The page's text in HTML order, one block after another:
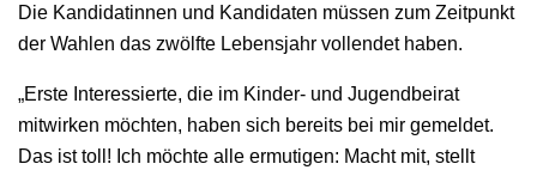
Die Kandidatinnen und Kandidaten müssen zum Zeitpunkt
der Wahlen das zwölfte Lebensjahr vollendet haben.
„Erste Interessierte, die im Kinder- und Jugendbeirat
mitwirken möchten, haben sich bereits bei mir gemeldet.
Das ist toll! Ich möchte alle ermutigen: Macht mit, stellt